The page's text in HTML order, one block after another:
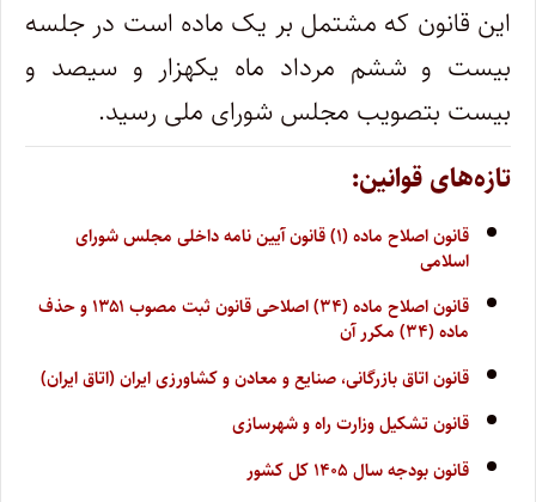
این قانون که مشتمل بر یک ماده است در جلسه
بیست و ششم مرداد ماه یکهزار و سیصد و
بیست بتصویب مجلس شورای ملی رسید.
تازه‌های قوانین:
قانون اصلاح ماده (۱) قانون آیین نامه داخلی مجلس شورای
اسلامی
قانون اصلاح ماده (۳۴) اصلاحی قانون ثبت مصوب ۱۳۵۱ و حذف
ماده (۳۴) مکرر آن
قانون اتاق بازرگانی، صنایع و معادن و کشاورزی ایران (اتاق ایران)
قانون تشکیل وزارت راه و شهرسازی
قانون بودجه سال ۱۴۰۵ کل کشور